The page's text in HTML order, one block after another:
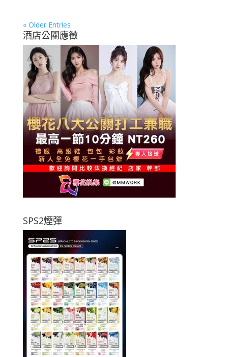
« Older Entries
酒店公關應徵
SPS2煙彈